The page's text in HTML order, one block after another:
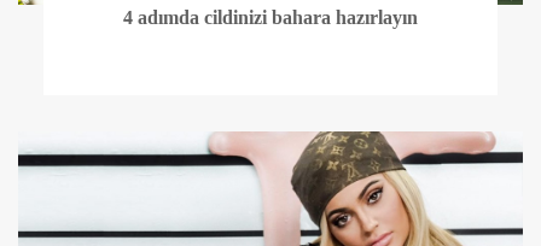
4 adımda cildinizi bahara hazırlayın